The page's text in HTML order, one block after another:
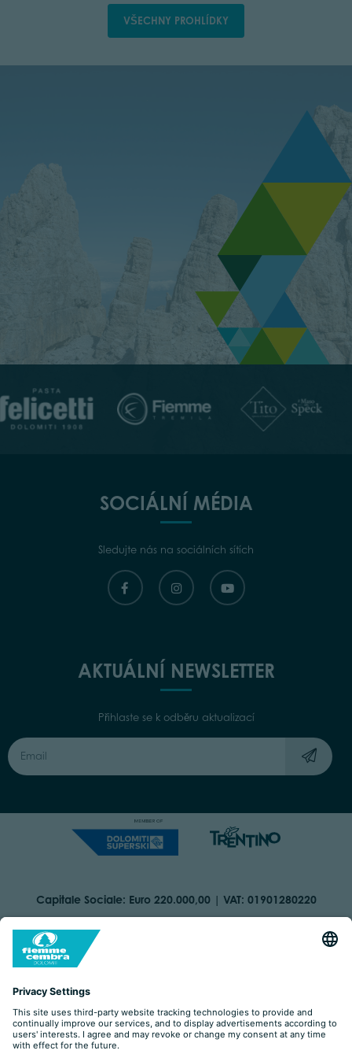
VŠECHNY PROHLÍDKY
SOCIÁLNÍ MÉDIA
Sledujte nás na sociálních sítích
AKTUÁLNÍ NEWSLETTER
Přihlaste se k odběru aktualizací
Capitale Sociale: Euro 220.000,00 | VAT: 01901280220
COOKIES IMPRINT